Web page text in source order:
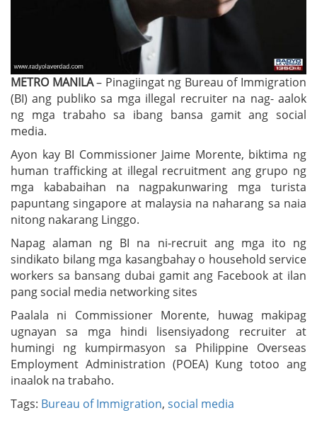
METRO MANILA– Pinagiingat ng Bureau of Immigration
(BI) ang publiko sa mga illegal recruiter na nag- aalok
ng mga trabaho sa ibang bansa gamit ang social
media.
Ayon kay BI Commissioner Jaime Morente, biktima ng
human trafficking at illegal recruitment ang grupo ng
mga kababaihan na nagpakunwaring mga turista
papuntang singapore at malaysia na naharang sa naia
nitong nakarang Linggo.
Napag alaman ng BI na ni-recruit ang mga ito ng
sindikato bilang mga kasangbahay o household service
workers sa bansang dubai gamit ang Facebook at ilan
pang social media networking sites
Paalala ni Commissioner Morente, huwag makipag
ugnayan sa mga hindi lisensiyadong recruiter at
humingi ng kumpirmasyon sa Philippine Overseas
Employment Administration (POEA) Kung totoo ang
inaalok na trabaho.
Tags: Bureau of Immigration, social media